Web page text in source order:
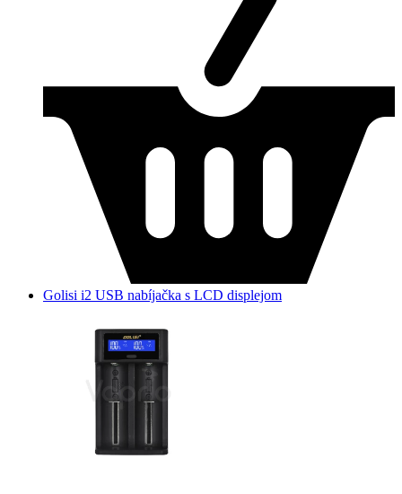
Golisi i2 USB nabíjačka s LCD displejom